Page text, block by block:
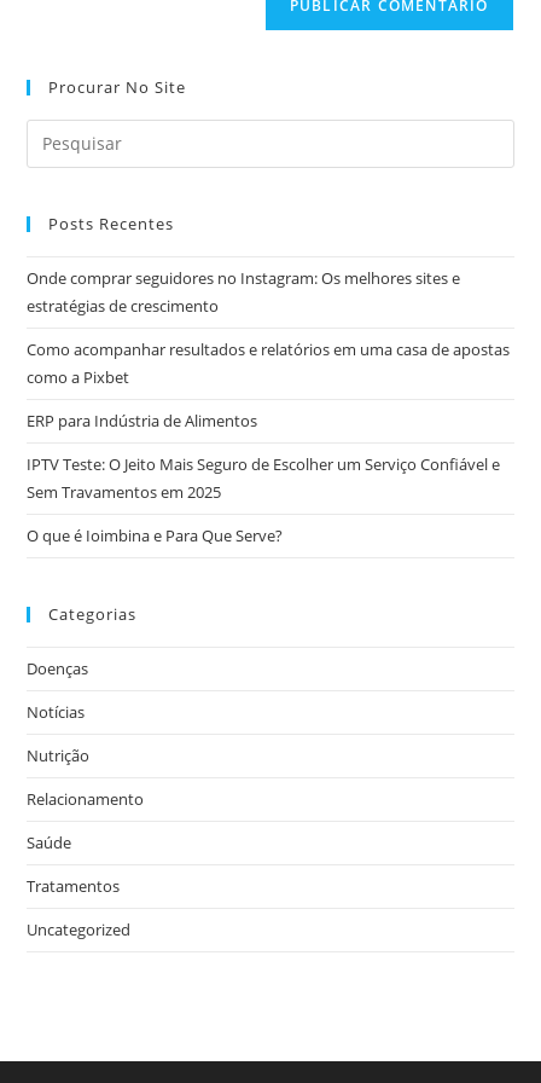
Procurar No Site
Posts Recentes
Onde comprar seguidores no Instagram: Os melhores sites e
estratégias de crescimento
Como acompanhar resultados e relatórios em uma casa de apostas
como a Pixbet
ERP para Indústria de Alimentos
IPTV Teste: O Jeito Mais Seguro de Escolher um Serviço Confiável e
Sem Travamentos em 2025
O que é Ioimbina e Para Que Serve?
Categorias
Doenças
Notícias
Nutrição
Relacionamento
Saúde
Tratamentos
Uncategorized